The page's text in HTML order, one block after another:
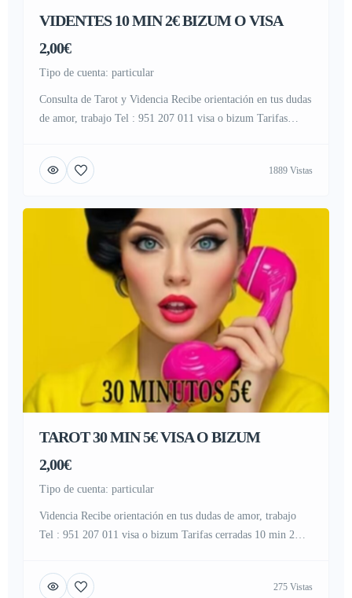
VIDENTES 10 MIN 2€ BIZUM O VISA
2,00€
tipo de cuenta: particular
Consulta de Tarot y Videncia Recibe orientación en tus dudas
de amor, trabajo Tel : 951 207 011 visa o bizum Tarifas
servicios tarot y videntes económico/ videncia/ videncia
económico/ tarot barato/ tarot certero/ videntes
particulares/Médium/Astrología/tarotistas/ tarot pago
seguro/tarot real/ tarot […]
1889 Vistas
TAROT 30 MIN 5€ VISA O BIZUM
2,00€
tipo de cuenta: particular
Videncia Recibe orientación en tus dudas de amor, trabajo
Tel : 951 207 011 visa o bizum Tarifas cerradas 10 min 2
videntes económico/ videncia/ videncia económico/ tarot
barato/ tarot certero/ videntes económicos/tarot/videntes/tarot
275 Vistas